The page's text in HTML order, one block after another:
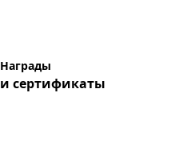
Награды
и сертификаты